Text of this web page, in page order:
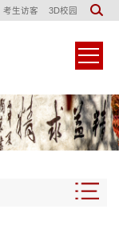
考生访客 3D校园